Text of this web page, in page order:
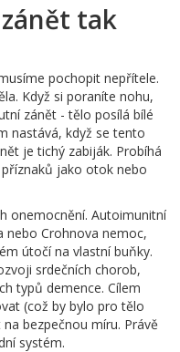
tak
pochopit nepřítele.
Když si poraníte nohu,
zánět - tělo posílá bílé
nastává, když se tento
je tichý zabiják. Probíhá
jako otok nebo
onemocnění. Autoimunitní
Crohnova nemoc,
útočí na vlastní buňky.
srdečních chorob,
typů demence. Cílem
(což by bylo pro tělo
bezpečnou míru. Právě
systém.